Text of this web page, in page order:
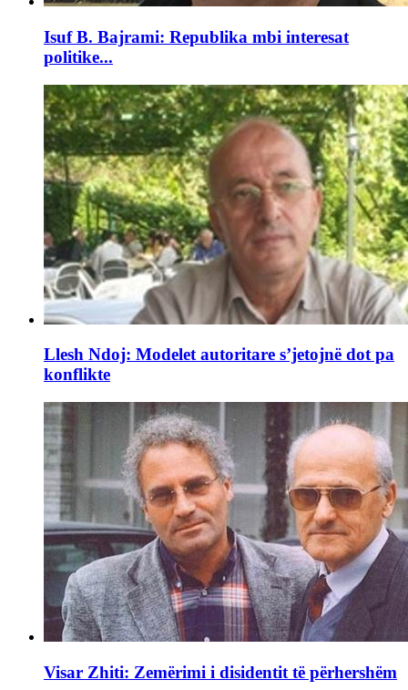
Isuf B. Bajrami: Republika mbi interesat
politike...
Llesh Ndoj: Modelet autoritare s’jetojnë dot pa
konflikte
Visar Zhiti: Zemërimi i disidentit të përhershëm